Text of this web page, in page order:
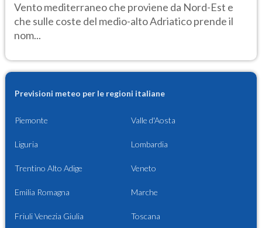
Vento mediterraneo che proviene da Nord-Est e
che sulle coste del medio-alto Adriatico prende il
nom...
Previsioni meteo per le regioni italiane
Piemonte Valle d'Aosta
Liguria Lombardia
Trentino Alto Adige Veneto
Emilia Romagna Marche
Friuli Venezia Giulia Toscana